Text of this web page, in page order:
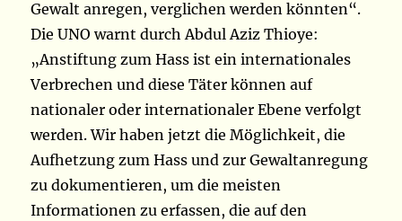
Gewalt anregen, verglichen werden könnten“.
Die UNO warnt durch Abdul Aziz Thioye:
„Anstiftung zum Hass ist ein internationales
Verbrechen und diese Täter können auf
nationaler oder internationaler Ebene verfolgt
werden. Wir haben jetzt die Möglichkeit, die
Aufhetzung zum Hass und zur Gewaltanregung
zu dokumentieren, um die meisten
Informationen zu erfassen, die auf den